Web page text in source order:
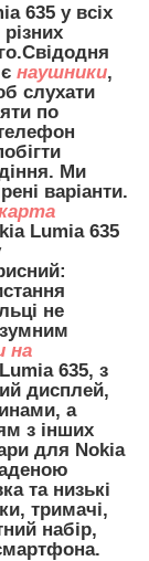
635 у всіх
наушники,
слухати
по
Ми
варіанти.
Lumia 635
не
на
635, з
дисплей,
а
з інших
для Nokia
та низькі
тримачі,
набір,